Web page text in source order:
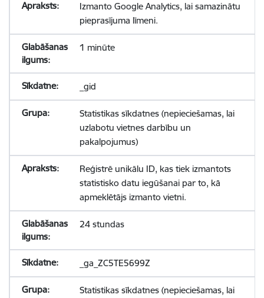
Izmanto Google Analytics, lai samazinātu
pieprasījuma līmeni.
1 minūte
_gid
Statistikas sīkdatnes (nepieciešamas, lai
uzlabotu vietnes darbību un
pakalpojumus)
Reģistrē unikālu ID, kas tiek izmantots
statistisko datu iegūšanai par to, kā
apmeklētājs izmanto vietni.
24 stundas
_ga_ZC5TE5699Z
Statistikas sīkdatnes (nepieciešamas, lai